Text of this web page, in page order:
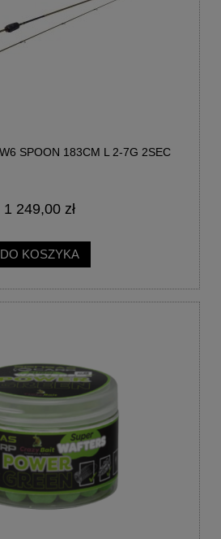
SPOON 183CM L 2-7G 2SEC
1 249,00 zł
DO KOSZYKA